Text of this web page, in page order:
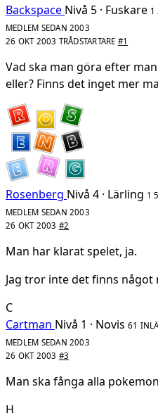
Backspace Nivå 5 · Fuskare 1
MEDLEM SEDAN 2003
26 OKT 2003 TRÅDSTARTARE #1
Vad ska man göra efter
eller? Finns det inget mer
Rosenberg Nivå 4 · Lärling 1
MEDLEM SEDAN 2003
26 OKT 2003 #2
Man har klarat spelet, ja.
Jag tror inte det finns
C
Cartman Nivå 1 · Novis 61
MEDLEM SEDAN 2003
26 OKT 2003 #3
Man ska fånga alla
H